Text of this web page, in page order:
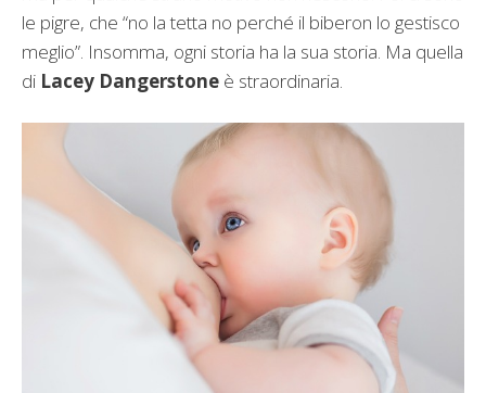
le pigre, che “no la tetta no perché il biberon lo gestisco
meglio”. Insomma, ogni storia ha la sua storia. Ma quella
di Lacey Dangerstone è straordinaria.